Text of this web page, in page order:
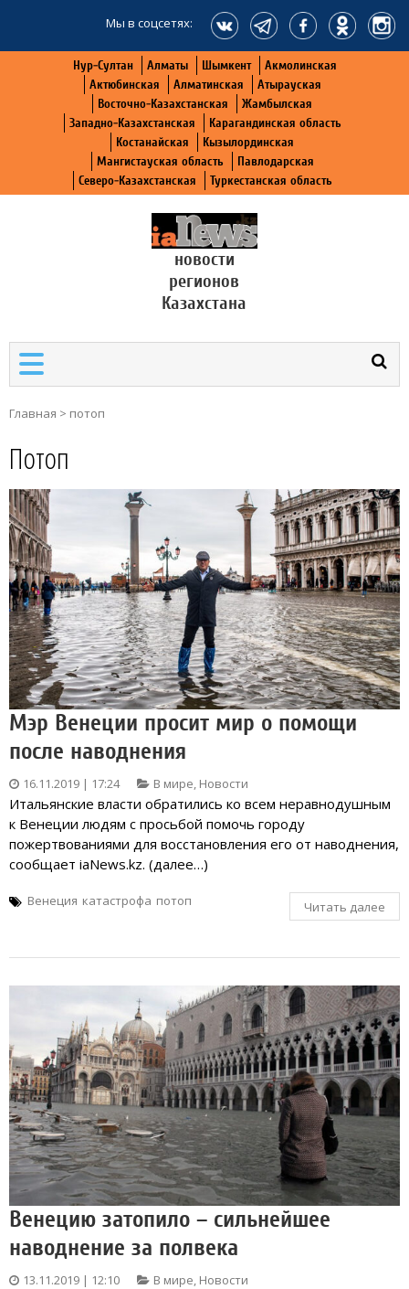
Мы в соцсетях:
Нур-Султан Алматы Шымкент
Акмолинская
Актюбинская
Алматинская
Атырауская
Восточно-Казахстанская
Жамбылская
Западно-Казахстанская
Карагандинская область
Костанайская
Кызылординская
Мангистауская область
Павлодарская
Северо-Казахстанская
Туркестанская область
новости
регионов
Казахстана
Главная > потоп
Потоп
Мэр Венеции просит мир о помощи
после наводнения
16.11.2019 | 17:24 В мире, Новости
Итальянские власти обратились ко всем неравнодушным
к Венеции людям с просьбой помочь городу
пожертвованиями для восстановления его от наводнения,
сообщает iaNews.kz. (далее…)
Венеция катастрофа потоп Читать далее
Венецию затопило – сильнейшее
наводнение за полвека
13.11.2019 | 12:10 В мире, Новости